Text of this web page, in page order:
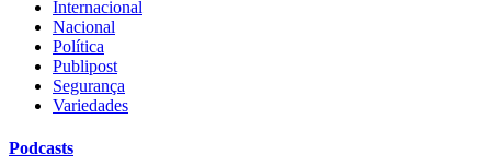
Internacional
Nacional
Política
Publipost
Segurança
Variedades
Podcasts